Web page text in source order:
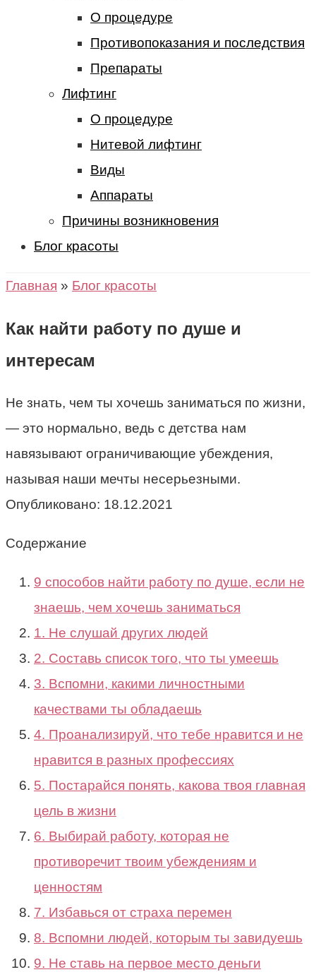
О процедуре
Противопоказания и последствия
Препараты
Лифтинг
О процедуре
Нитевой лифтинг
Виды
Аппараты
Причины возникновения
Блог красоты
Главная » Блог красоты
Как найти работу по душе и
интересам
Не знать, чем ты хочешь заниматься по жизни,
— это нормально, ведь с детства нам
навязывают ограничивающие убеждения,
называя наши мечты несерьезными.
Опубликовано: 18.12.2021
Содержание
9 способов найти работу по душе, если не
знаешь, чем хочешь заниматься
1. Не слушай других людей
2. Составь список того, что ты умеешь
3. Вспомни, какими личностными
качествами ты обладаешь
4. Проанализируй, что тебе нравится и не
нравится в разных профессиях
5. Постарайся понять, какова твоя главная
цель в жизни
6. Выбирай работу, которая не
противоречит твоим убеждениям и
ценностям
7. Избавься от страха перемен
8. Вспомни людей, которым ты завидуешь
9. Не ставь на первое место деньги